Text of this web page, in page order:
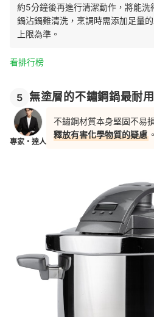
約5分鐘後再進行清潔動作，將能洗
鍋沾鍋難清洗，烹調時需添加足量
上限為準。
看排行榜
5 無塗層的不鏽鋼鍋最耐
專家・達人
不鏽鋼材質本身堅固不易
釋放有害化學物質的疑慮 。